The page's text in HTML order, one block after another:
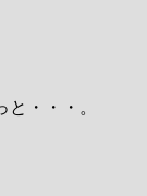
・・・。